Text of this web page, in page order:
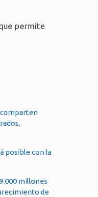
permite
comparten
posible con la
millones
de